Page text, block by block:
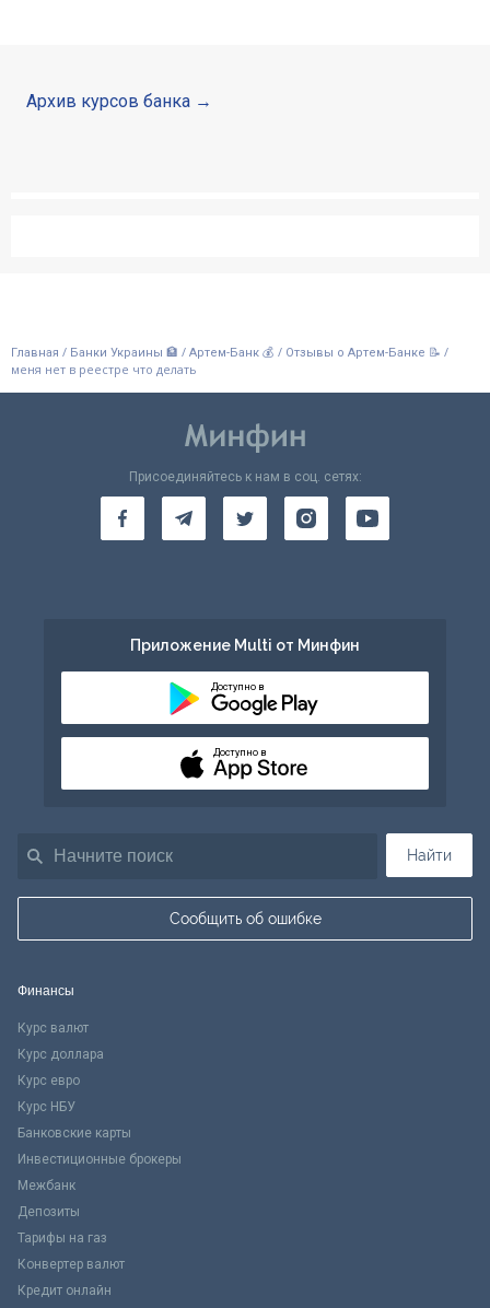
Архив курсов банка
Главная / Банки Украины 🏦 / Артем-Банк 💰 / Отзывы о Артем-Банке 📝 /
меня нет в реестре что делать
Найти
Сообщить об ошибке
Присоединяйтесь к нам в соц. сетях:
Приложение Multi от Минфин
Доступно в
Доступно в
Финансы
Курс валют
Курс доллара
Курс евро
Курс НБУ
Банковские карты
Инвестиционные брокеры
Межбанк
Депозиты
Тарифы на газ
Конвертер валют
Кредит онлайн